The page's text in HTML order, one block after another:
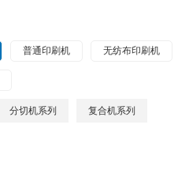
普通印刷机 无纺布印刷机
分切机系列 复合机系列